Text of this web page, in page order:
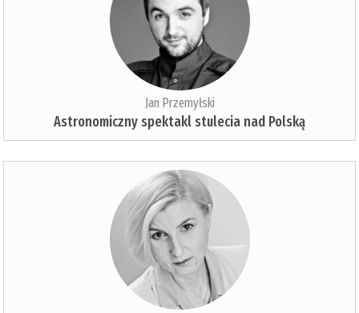
Jan Przemyłski
Astronomiczny spektakl stulecia nad Polską